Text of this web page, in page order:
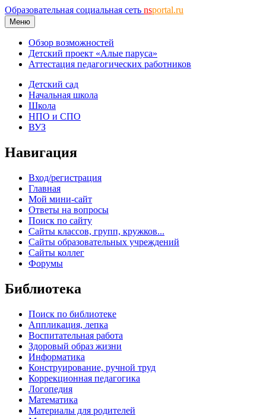
Образовательная социальная сеть nsportal.ru
Меню
Обзор возможностей
Детский проект «Алые паруса»
Аттестация педагогических работников
Детский сад
Начальная школа
Школа
НПО и СПО
ВУЗ
Навигация
Вход/регистрация
Главная
Мой мини-сайт
Ответы на вопросы
Поиск по сайту
Сайты классов, групп, кружков...
Сайты образовательных учреждений
Сайты коллег
Форумы
Библиотека
Поиск по библиотеке
Аппликация, лепка
Воспитательная работа
Здоровый образ жизни
Информатика
Конструирование, ручной труд
Коррекционная педагогика
Логопедия
Математика
Материалы для родителей